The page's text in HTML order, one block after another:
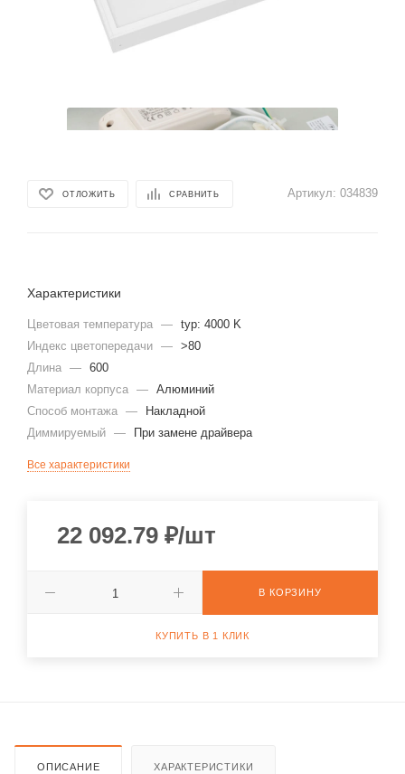
ОТЛОЖИТЬ СРАВНИТЬ Артикул: 034839
Характеристики
Цветовая температура — typ: 4000 K
Индекс цветопередачи — >80
Длина — 600
Материал корпуса — Алюминий
Способ монтажа —
Накладной
Диммируeмый — При замене драйвера
Все характеристики
22 092.79 ₽/шт
В КОРЗИНУ
КУПИТЬ В 1 КЛИК
ОПИСАНИЕ ХАРАКТЕРИСТИКИ